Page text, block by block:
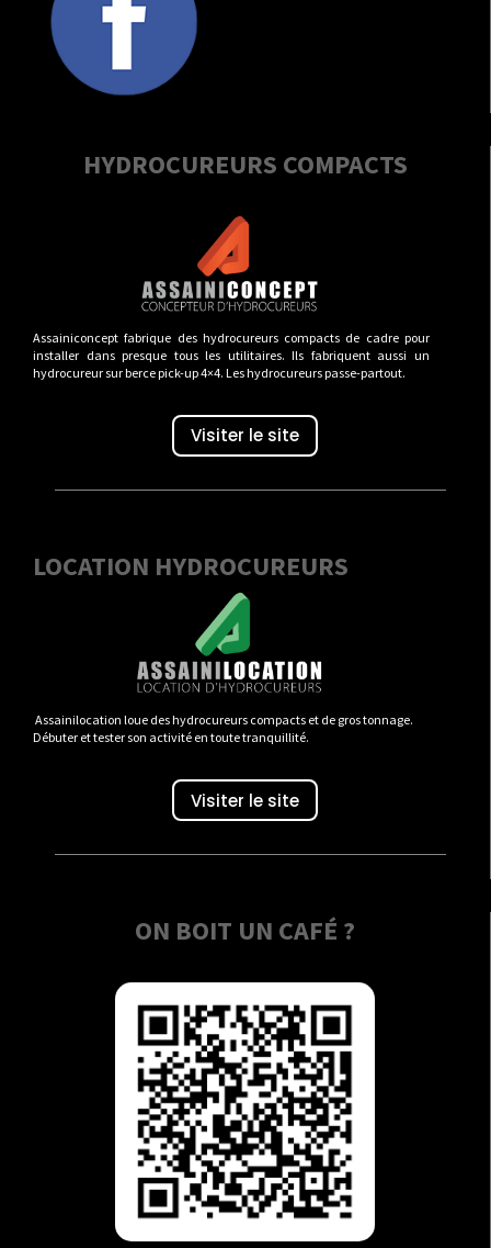
HYDROCUREURS COMPACTS
Assainiconcept fabrique des hydrocureurs compacts de cadre pour
installer dans presque tous les utilitaires. Ils fabriquent aussi un
hydrocureur sur berce pick-up 4×4. Les hydrocureurs passe-partout.
Visiter le site
LOCATION HYDROCUREURS
Assainilocation loue des hydrocureurs compacts et de gros tonnage.
Débuter et tester son activité en toute tranquillité.
Visiter le site
ON BOIT UN CAFÉ ?